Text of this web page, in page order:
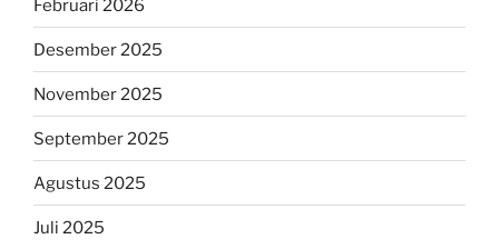
Februari 2026
Desember 2025
November 2025
September 2025
Agustus 2025
Juli 2025